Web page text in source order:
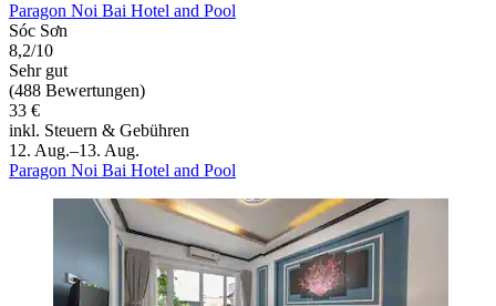
Paragon Noi Bai Hotel and Pool
Sóc Sơn
8,2/10
Sehr gut
(488 Bewertungen)
33 €
inkl. Steuern & Gebühren
12. Aug.–13. Aug.
Paragon Noi Bai Hotel and Pool